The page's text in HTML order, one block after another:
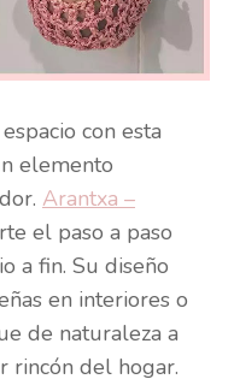
con esta
elemento
Arantxa –
el paso a paso
a fin. Su diseño
en interiores o
de naturaleza a
rincón del hogar.